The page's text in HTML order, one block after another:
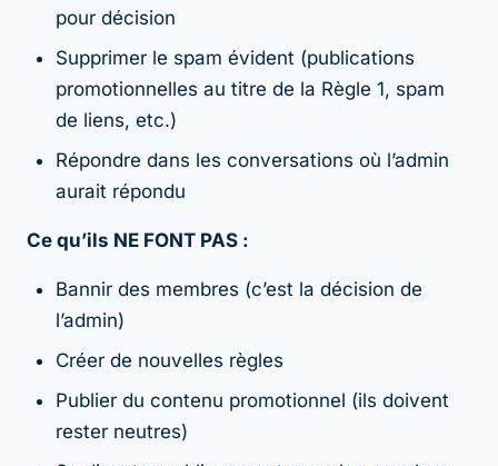
pour décision
Supprimer le spam évident (publications
promotionnelles au titre de la Règle 1, spam
de liens, etc.)
Répondre dans les conversations où l’admin
aurait répondu
Ce qu’ils NE FONT PAS :
Bannir des membres (c’est la décision de
l’admin)
Créer de nouvelles règles
Publier du contenu promotionnel (ils doivent
rester neutres)